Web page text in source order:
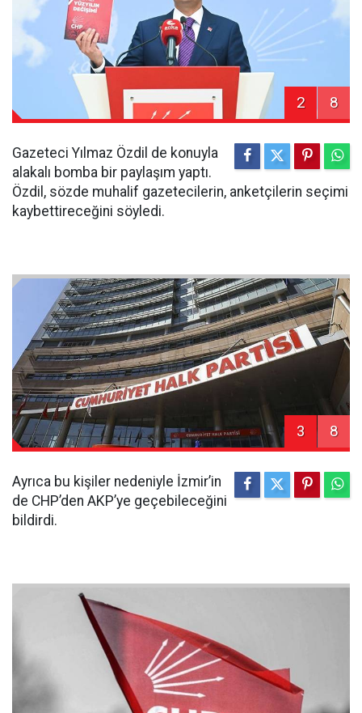
2 8
Gazeteci Yılmaz Özdil de konuyla
alakalı bomba bir paylaşım yaptı.
Özdil, sözde muhalif gazetecilerin, anketçilerin seçimi
kaybettireceğini söyledi.
3 8
Ayrıca bu kişiler nedeniyle İzmir’in
de CHP’den AKP’ye geçebileceğini
bildirdi.